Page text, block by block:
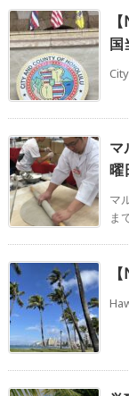
国
マ
曜
マ
ま